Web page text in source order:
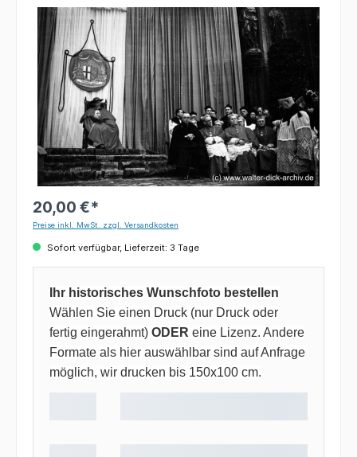
Bildergalerie überspringen
20,00 €*
Preise inkl. MwSt. zzgl. Versandkosten
Sofort verfügbar, Lieferzeit: 3 Tage
Ihr historisches Wunschfoto bestellen
Wählen Sie einen Druck (nur Druck oder
fertig eingerahmt) ODER eine Lizenz. Andere
Formate als hier auswählbar sind auf Anfrage
möglich, wir drucken bis 150x100 cm.